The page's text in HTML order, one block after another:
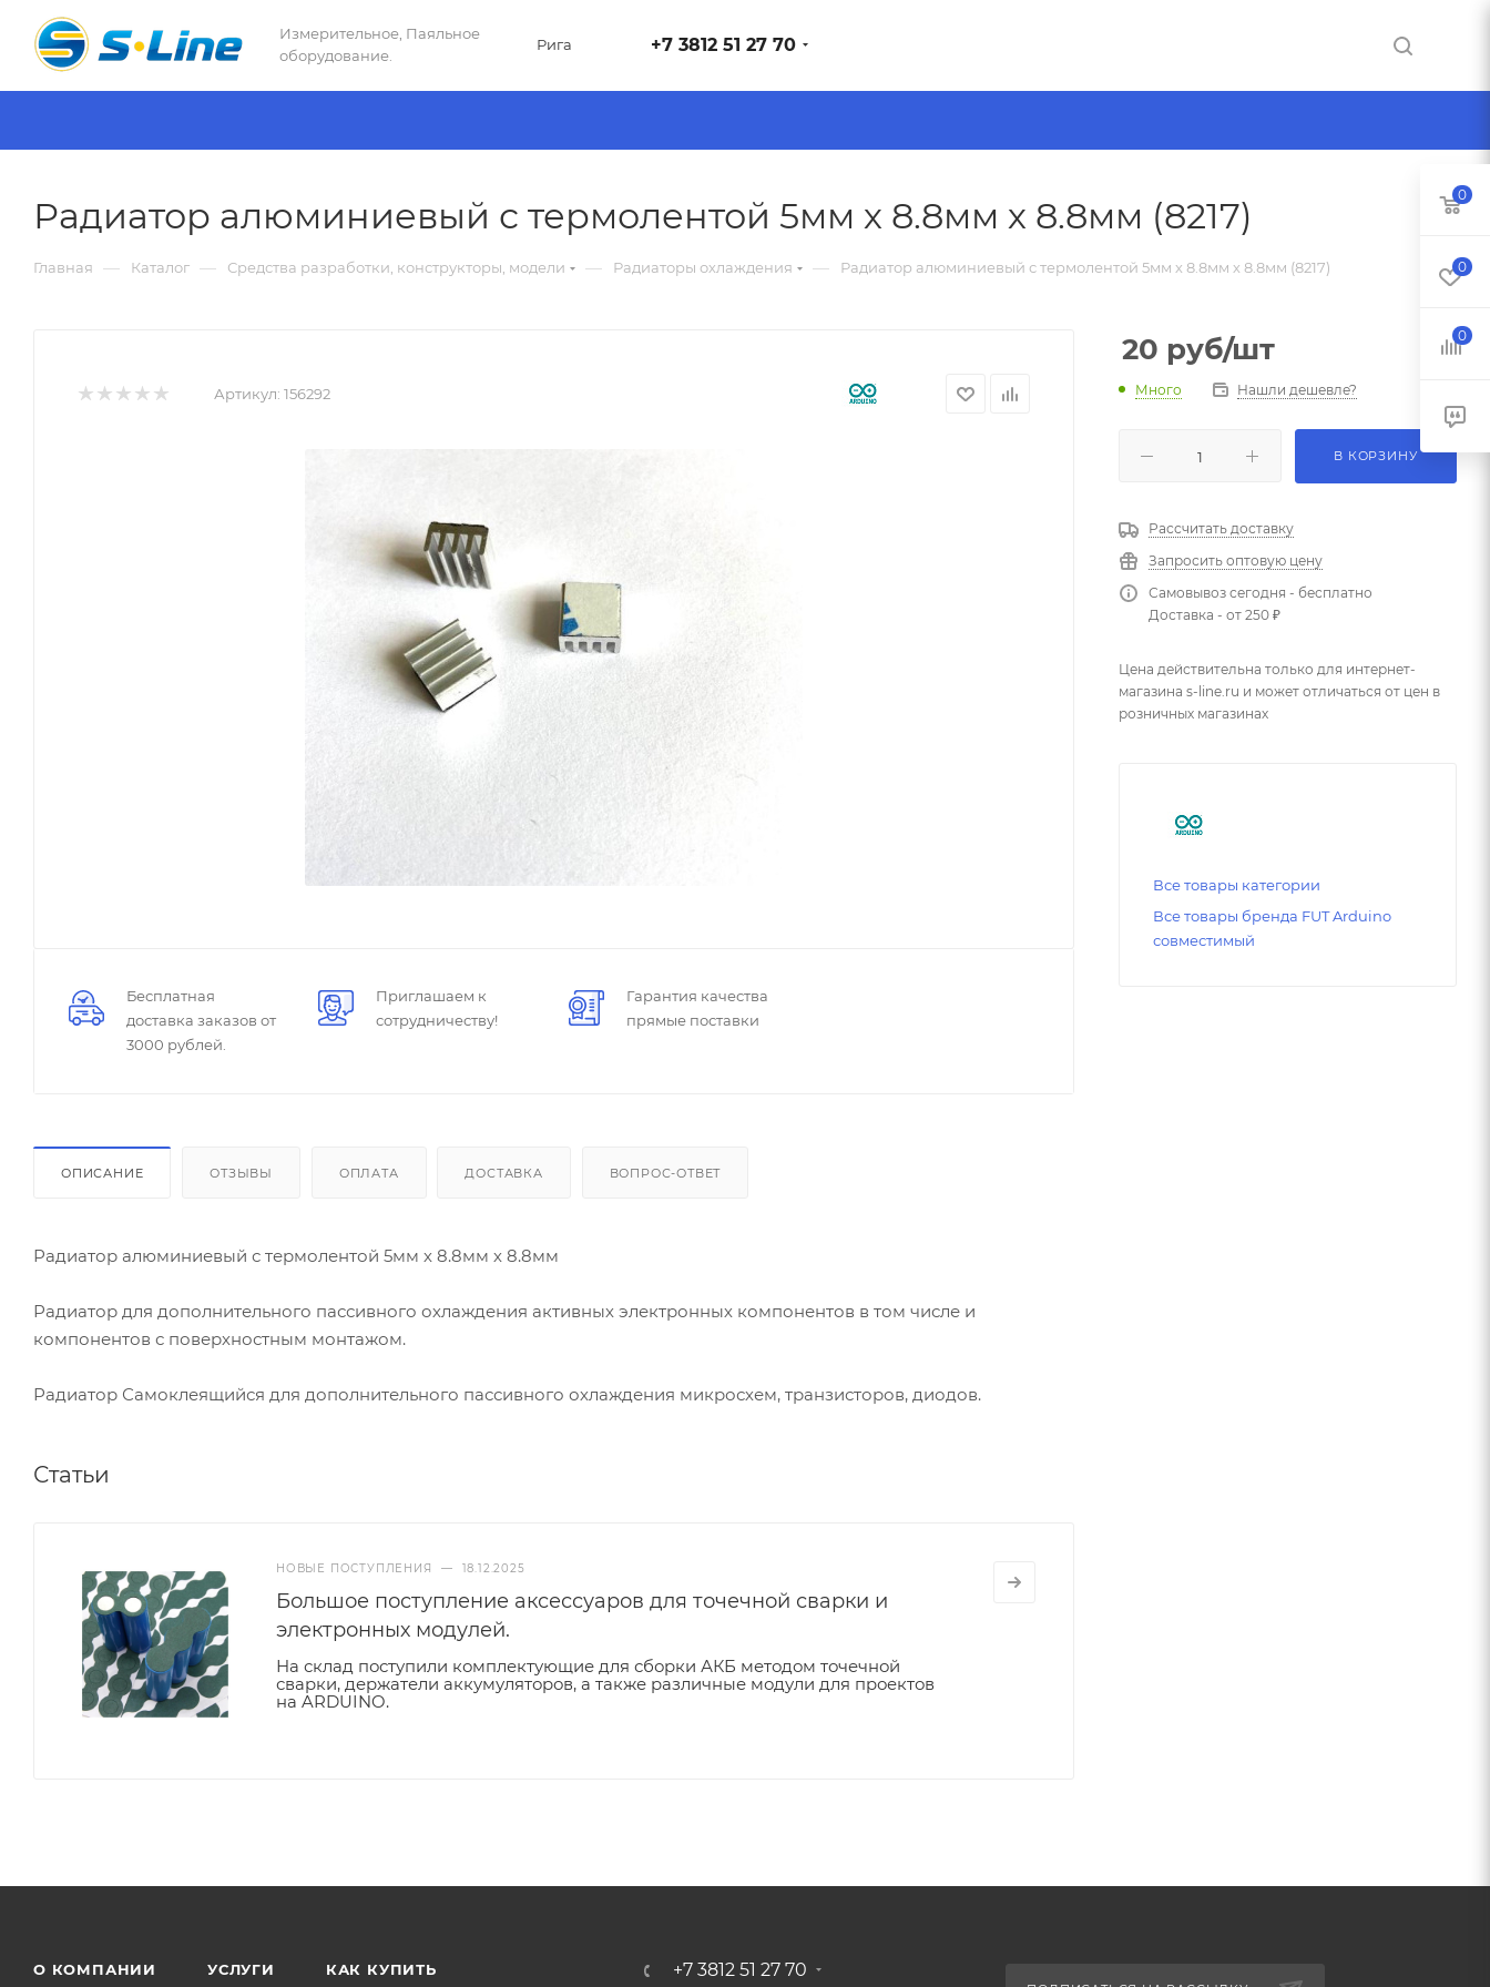
Измерительное, Паяльное
оборудование.
Рига +7 3812 51 27 70
Радиатор алюминиевый с термолентой 5мм х 8.8мм х 8.8мм (8217)
Главная — Каталог — Средства разработки, конструкторы, модели — Радиаторы охлаждения — Радиатор алюминиевый с термолентой 5мм х 8.8мм х 8.8мм (8217)
Артикул: 156292
Бесплатная
доставка заказов от
3000 рублей.
Приглашаем к
сотрудничеству!
Гарантия качества
прямые поставки
ОПИСАНИЕ ОТЗЫВЫ ОПЛАТА ДОСТАВКА ВОПРОС-ОТВЕТ
Радиатор алюминиевый с термолентой 5мм х 8.8мм х 8.8мм
Радиатор для дополнительного пассивного охлаждения активных электронных компонентов в том числе и
компонентов с поверхностным монтажом.
Радиатор Самоклеящийся для дополнительного пассивного охлаждения микросхем, транзисторов, диодов.
Статьи
НОВЫЕ ПОСТУПЛЕНИЯ — 18.12.2025
Большое поступление аксессуаров для точечной сварки и
электронных модулей.
На склад поступили комплектующие для сборки АКБ методом точечной
сварки, держатели аккумуляторов, а также различные модули для проектов
на ARDUINO.
20 руб/шт
Много Нашли дешевле?
В КОРЗИНУ
Рассчитать доставку
Запросить оптовую цену
Самовывоз сегодня - бесплатно
Доставка - от 250 ₽
Цена действительна только для интернет-
магазина s-line.ru и может отличаться от цен в
розничных магазинах
Все товары категории
Все товары бренда FUT Arduino
совместимый
О КОМПАНИИ УСЛУГИ КАК КУПИТЬ +7 3812 51 27 70
0
0
0